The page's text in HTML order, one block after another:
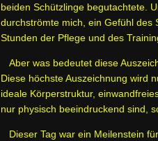
beiden Schützlinge begutachtete.
durchströmte mich, ein Gefühl des
Stunden der Pflege und des
Aber was bedeutet diese
Diese höchste Auszeichnung wird
ideale Körperstruktur,
nur physisch beeindruckend sind,
Dieser Tag war ein Meilenstein